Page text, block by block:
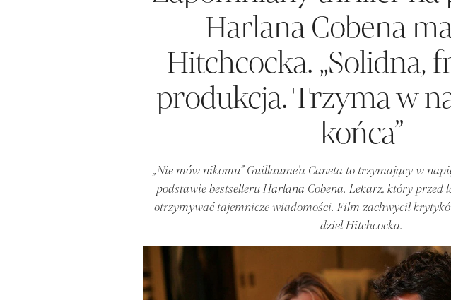
Harlana Cobena
Hitchcocka. „Solidna,
produkcja. Trzyma w
końca”
„Nie mów nikomu” Guillaume'a Caneta to trzymający w
podstawie bestselleru Harlana Cobena. Lekarz, który przed
otrzymywać tajemnicze wiadomości. Film zachwycił
dzieł Hitchcocka.